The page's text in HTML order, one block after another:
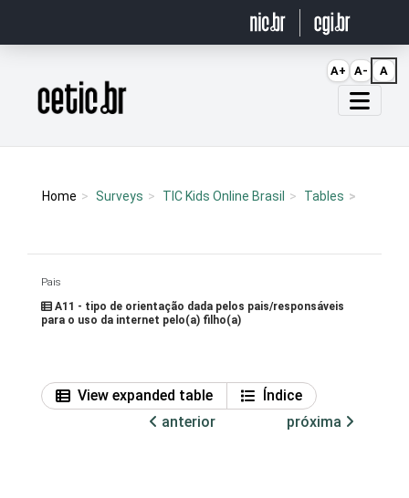
Página inicial
Home Surveys TIC Kids Online Brasil Tables
Pais
A11 - tipo de orientação dada pelos pais/responsáveis
para o uso da internet pelo(a) filho(a)
View expanded table
Índice
anterior
próxima
A+ A- A